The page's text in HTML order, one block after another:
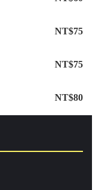
NT$75
NT$75
NT$80